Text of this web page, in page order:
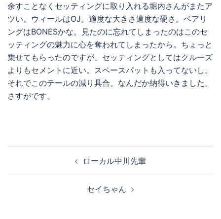
余すことなくセッティングに取り入れる堀内さんがまたア
ツい。ウィールはOJ。適度な大きさ適度な硬さ。ベアリ
ングはBONESかな。見たのに忘れてしまったのはこのセ
ッティングの魅力に心を奪われてしまったから。ちょっと
乗せてもらったのですが、セッティングとしてはクルーズ
よりもセメントに近い。スペースパットも入ってないし。
それでこのテールの減り具合。なんだか納得いきました。
さすがです。
ナ
ローカル中川先輩
セイちゃん